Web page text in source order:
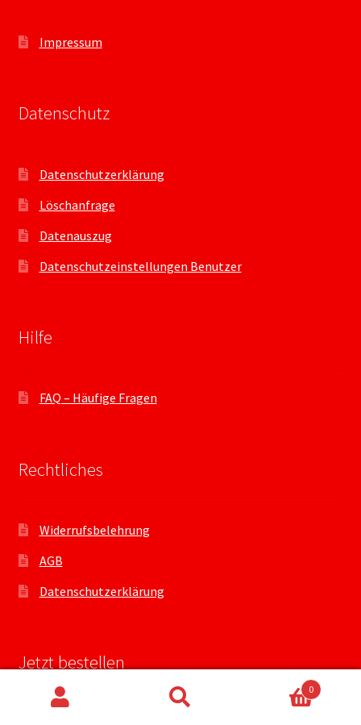
Impressum
Datenschutz
Datenschutzerklärung
Löschanfrage
Datenauszug
Datenschutzeinstellungen Benutzer
Hilfe
FAQ – Häufige Fragen
Rechtliches
Widerrufsbelehrung
AGB
Datenschutzerklärung
Jetzt bestellen
0